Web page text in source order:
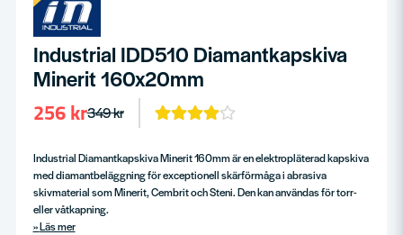
Industrial IDD510 Diamantkapskiva
Minerit 160x20mm
349 kr
256 kr
Industrial Diamantkapskiva Minerit 160mm är en elektropläterad kapskiva
med diamantbeläggning för exceptionell skärförmåga i abrasiva
skivmaterial som Minerit, Cembrit och Steni. Den kan användas för torr-
eller våtkapning.
Läs mer